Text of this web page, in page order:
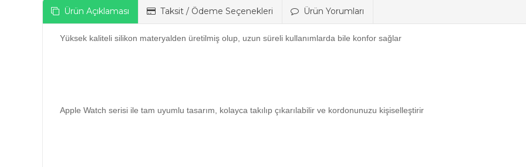
Ürün Açıklaması Taksit / Ödeme Seçenekleri Ürün Yorumları
Yüksek kaliteli silikon materyalden üretilmiş olup, uzun süreli kullanımlarda bile konfor sağlar
Apple Watch serisi ile tam uyumlu tasarım, kolayca takılıp çıkarılabilir ve kordonunuzu kişiselleştirir